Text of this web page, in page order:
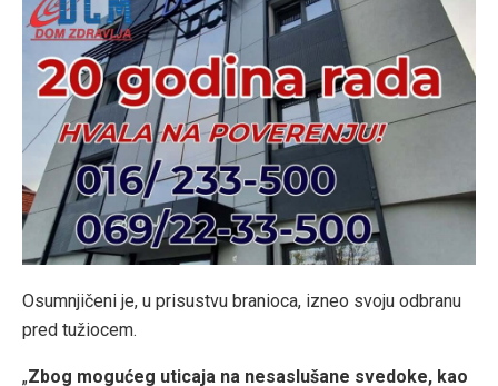
Osumnjičeni je, u prisustvu branioca, izneo svoju odbranu
pred tužiocem.
„Zbog mogućeg uticaja na nesaslušane svedoke, kao